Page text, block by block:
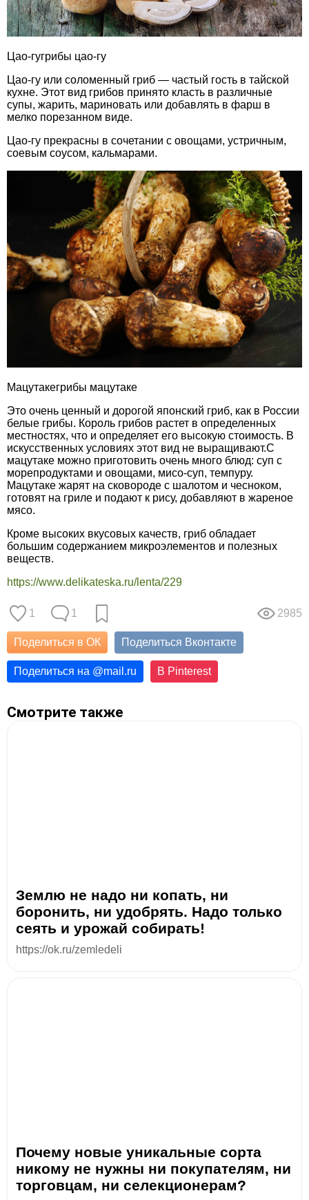
Цао-гугрибы цао-гу
Цао-гу или соломенный гриб — частый гость в тайской
кухне. Этот вид грибов принято класть в различные
супы, жарить, мариновать или добавлять в фарш в
мелко порезанном виде.
Цао-гу прекрасны в сочетании с овощами, устричным,
соевым соусом, кальмарами.
Мацутакегрибы мацутаке
Это очень ценный и дорогой японский гриб, как в России
белые грибы. Король грибов растет в определенных
местностях, что и определяет его высокую стоимость. В
искусственных условиях этот вид не выращивают.С
мацутаке можно приготовить очень много блюд: суп с
морепродуктами и овощами, мисо-суп, темпуру.
Мацутаке жарят на сковороде с шалотом и чесноком,
готовят на гриле и подают к рису, добавляют в жареное
мясо.
Кроме высоких вкусовых качеств, гриб обладает
большим содержанием микроэлементов и полезных
веществ.
https://www.delikateska.ru/lenta/229
1 1 2985
Поделиться в ОК Поделиться Вконтакте
Поделиться на @mail.ru В Pinterest
Смотрите также
Землю не надо ни копать, ни
боронить, ни удобрять. Надо только
сеять и урожай собирать!
https://ok.ru/zemledeli
Почему новые уникальные сорта
никому не нужны ни покупателям, ни
торговцам, ни селекционерам?